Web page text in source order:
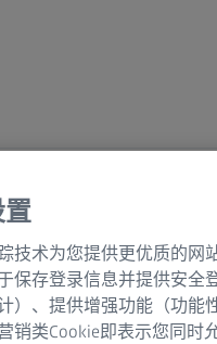
技术为您提供更优质的网
保存登录信息并提供安全
）、提供增强功能（功能
销类Cookie即表示您同时